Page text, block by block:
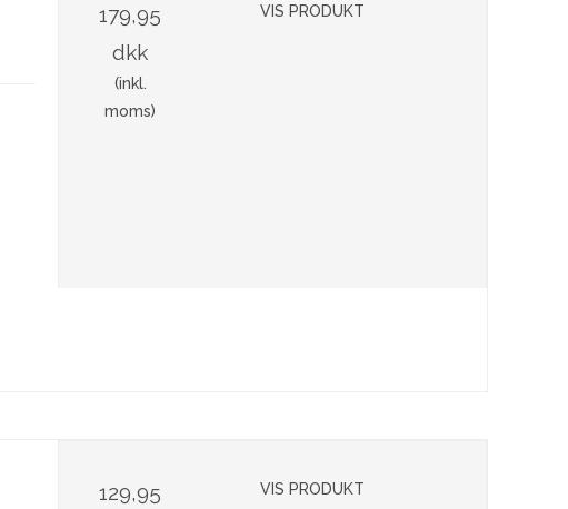
179,95
dkk
(inkl.
moms)
VIS PRODUKT
129,95
VIS PRODUKT